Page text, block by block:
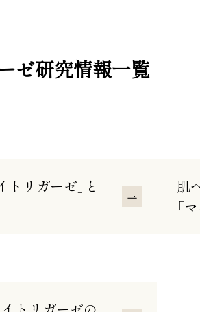
ゼ研究情報一覧
トリガーゼ」と
肌
「